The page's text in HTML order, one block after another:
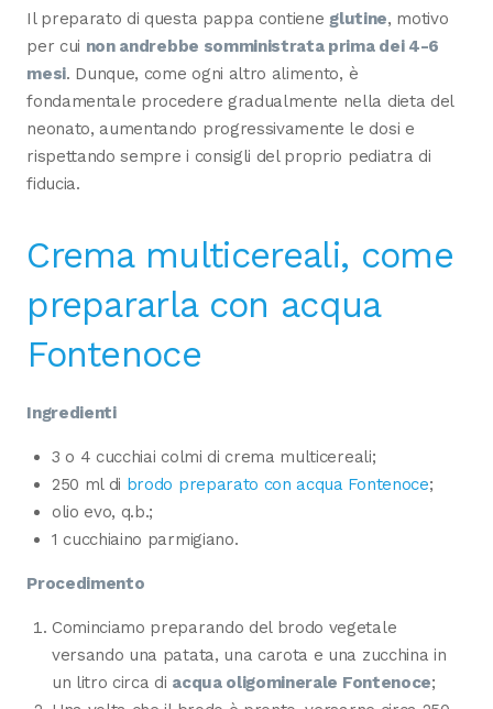
Il preparato di questa pappa contiene glutine, motivo
per cui non andrebbe somministrata prima dei 4-6
mesi. Dunque, come ogni altro alimento, è
fondamentale procedere gradualmente nella dieta del
neonato, aumentando progressivamente le dosi e
rispettando sempre i consigli del proprio pediatra di
fiducia.
Crema multicereali, come
prepararla con acqua
Fontenoce
Ingredienti
3 o 4 cucchiai colmi di crema multicereali;
250 ml di brodo preparato con acqua Fontenoce;
olio evo, q.b.;
1 cucchiaino parmigiano.
Procedimento
Cominciamo preparando del brodo vegetale
versando una patata, una carota e una zucchina in
un litro circa di acqua oligominerale Fontenoce;